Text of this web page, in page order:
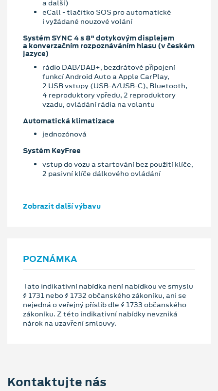
a další)
eCall - tlačítko SOS pro automatické
i vyžádané nouzové volání
Systém SYNC 4 s 8" dotykovým displejem
a konverzačním rozpoznáváním hlasu (v českém
jazyce)
rádio DAB/DAB+, bezdrátové připojení
funkcí Android Auto a Apple CarPlay,
2 USB vstupy (USB-A/USB-C), Bluetooth,
4 reproduktory vpředu, 2 reproduktory
vzadu, ovládání rádia na volantu
Automatická klimatizace
jednozónová
Systém KeyFree
vstup do vozu a startování bez použití klíče,
2 pasivní klíče dálkového ovládání
Zobrazit další výbavu
POZNÁMKA
Tato indikativní nabídka není nabídkou ve smyslu
§ 1731 nebo § 1732 občanského zákoníku, ani se
nejedná o veřejný příslib dle § 1733 občanského
zákoníku. Z této indikativní nabídky nevzniká
nárok na uzavření smlouvy.
Kontaktujte nás